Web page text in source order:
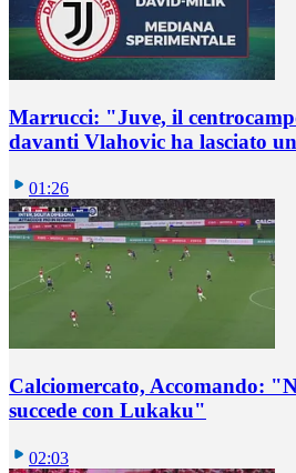
Marrucci: "Juve, il
davanti Vlahovic ha lasciato
01:26
Calciomercato, Accomando:
succede con Lukaku"
02:03